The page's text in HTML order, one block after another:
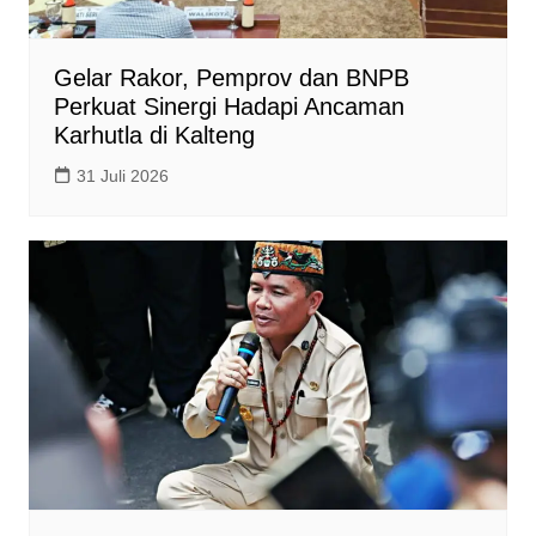
Gelar Rakor, Pemprov dan BNPB
Perkuat Sinergi Hadapi Ancaman
Karhutla di Kalteng
31 Juli 2026